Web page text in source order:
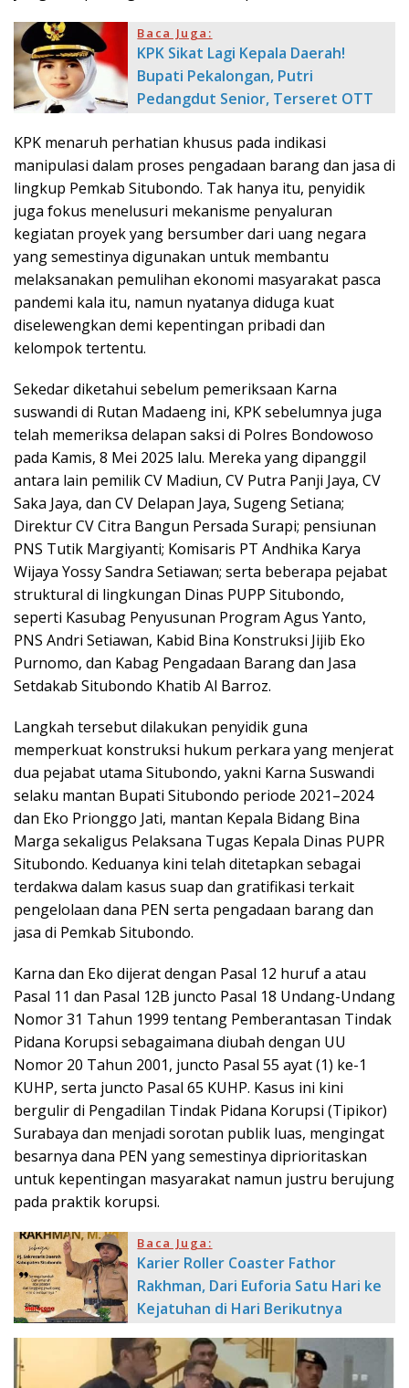
Baca Juga:
KPK Sikat Lagi Kepala Daerah!
Bupati Pekalongan, Putri
Pedangdut Senior, Terseret OTT
KPK menaruh perhatian khusus pada indikasi
manipulasi dalam proses pengadaan barang dan jasa di
lingkup Pemkab Situbondo. Tak hanya itu, penyidik
juga fokus menelusuri mekanisme penyaluran
kegiatan proyek yang bersumber dari uang negara
yang semestinya digunakan untuk membantu
melaksanakan pemulihan ekonomi masyarakat pasca
pandemi kala itu, namun nyatanya diduga kuat
diselewengkan demi kepentingan pribadi dan
kelompok tertentu.
Sekedar diketahui sebelum pemeriksaan Karna
suswandi di Rutan Madaeng ini, KPK sebelumnya juga
telah memeriksa delapan saksi di Polres Bondowoso
pada Kamis, 8 Mei 2025 lalu. Mereka yang dipanggil
antara lain pemilik CV Madiun, CV Putra Panji Jaya, CV
Saka Jaya, dan CV Delapan Jaya, Sugeng Setiana;
Direktur CV Citra Bangun Persada Surapi; pensiunan
PNS Tutik Margiyanti; Komisaris PT Andhika Karya
Wijaya Yossy Sandra Setiawan; serta beberapa pejabat
struktural di lingkungan Dinas PUPP Situbondo,
seperti Kasubag Penyusunan Program Agus Yanto,
PNS Andri Setiawan, Kabid Bina Konstruksi Jijib Eko
Purnomo, dan Kabag Pengadaan Barang dan Jasa
Setdakab Situbondo Khatib Al Barroz.
Langkah tersebut dilakukan penyidik guna
memperkuat konstruksi hukum perkara yang menjerat
dua pejabat utama Situbondo, yakni Karna Suswandi
selaku mantan Bupati Situbondo periode 2021–2024
dan Eko Prionggo Jati, mantan Kepala Bidang Bina
Marga sekaligus Pelaksana Tugas Kepala Dinas PUPR
Situbondo. Keduanya kini telah ditetapkan sebagai
terdakwa dalam kasus suap dan gratifikasi terkait
pengelolaan dana PEN serta pengadaan barang dan
jasa di Pemkab Situbondo.
Karna dan Eko dijerat dengan Pasal 12 huruf a atau
Pasal 11 dan Pasal 12B juncto Pasal 18 Undang-Undang
Nomor 31 Tahun 1999 tentang Pemberantasan Tindak
Pidana Korupsi sebagaimana diubah dengan UU
Nomor 20 Tahun 2001, juncto Pasal 55 ayat (1) ke-1
KUHP, serta juncto Pasal 65 KUHP. Kasus ini kini
bergulir di Pengadilan Tindak Pidana Korupsi (Tipikor)
Surabaya dan menjadi sorotan publik luas, mengingat
besarnya dana PEN yang semestinya diprioritaskan
untuk kepentingan masyarakat namun justru berujung
pada praktik korupsi.
Baca Juga:
Karier Roller Coaster Fathor
Rakhman, Dari Euforia Satu Hari ke
Kejatuhan di Hari Berikutnya